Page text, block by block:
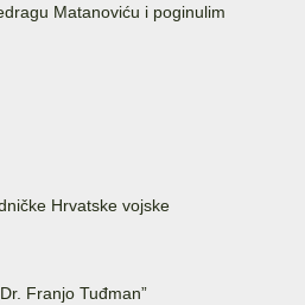
Matanoviću i poginulim
Hrvatske vojske
Franjo Tuđman”